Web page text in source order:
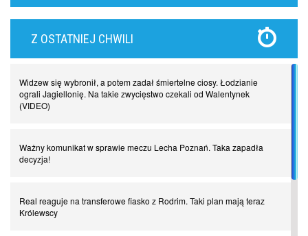
Lewandowski kontra Bayern. Czy wilk będzie syty, a owca cała?
Piłkarz z numerem 47. Phil Foden i inne przypadki
Czar z Czarnego Lądu, czyli Pep Guardiola kontra Afryka
Z OSTATNIEJ CHWILI
Widzew się wybronił, a potem zadał śmiertelne ciosy. Łodzianie
ograli Jagiellonię. Na takie zwycięstwo czekali od Walentynek
(VIDEO)
Ważny komunikat w sprawie meczu Lecha Poznań. Taka zapadła
decyzja!
Real reaguje na transferowe fiasko z Rodrim. Taki plan mają teraz
Królewscy